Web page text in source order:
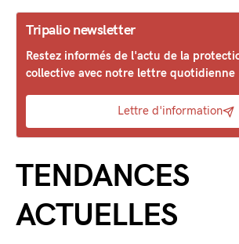
Tripalio newsletter
Restez informés de l'actu de la
collective avec notre lettre quotidienne
Lettre d'information
TENDANCES
ACTUELLES